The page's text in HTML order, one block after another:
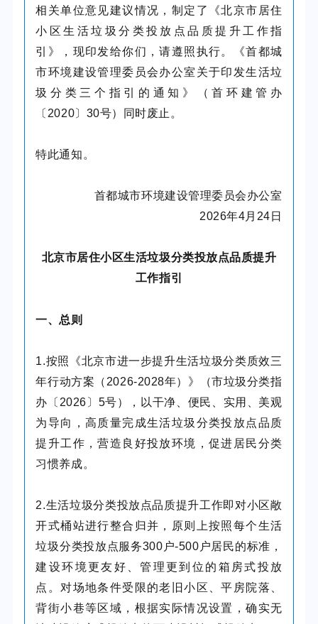
相关单位意见建议情况，制定了《北京市居住
小区生活垃圾分类投放点品质提升工作指
引》，现印发给你们，请遵照执行。《首都城
市环境建设管理委员会办公室关于印发生活垃
圾分类三个指引的通知》（首环建管办
〔2020〕30号）同时废止。
特此通知。
首都城市环境建设管理委员会办公室
2026年4月24日
北京市居住小区生活垃圾分类投放点品质提升
工作指引
一、总则
1.按照《北京市进一步提升生活垃圾分类质效三
年行动方案（2026-2028年）》（市垃圾分类指
办〔2026〕5号），以干净、便民、实用、美观
为导向，高质量完成生活垃圾分类投放点品质
提升工作，营造良好投放环境，促进居民分类
习惯养成。
2.生活垃圾分类投放点品质提升工作即对小区敞
开式桶站进行整合归并，原则上按照每个生活
垃圾分类投放点服务300户-500户居民的标准，
建设环境更友好、管理更到位的箱房式投放
点。对场地条件受限的老旧小区、平房院落、
背街小巷等区域，根据实际情况设置，确实无